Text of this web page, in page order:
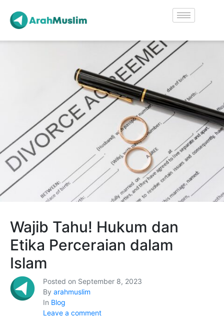
Posted on September 8, 2023
By arahmuslim
In Blog
Leave a comment
Wajib Tahu! Hukum dan
Etika Perceraian dalam
Islam